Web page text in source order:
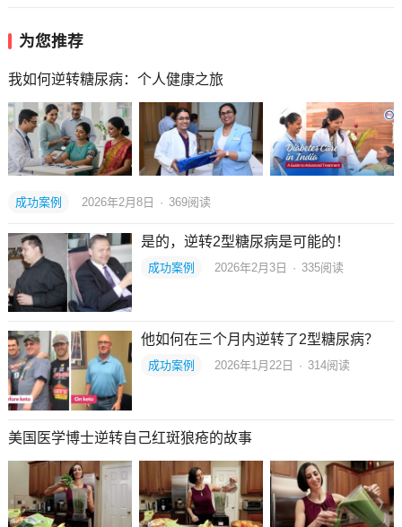
为您推荐
我如何逆转糖尿病：个人健康之旅
成功案例 2026年2月8日 · 369阅读
是的，逆转2型糖尿病是可能的！
成功案例 2026年2月3日 · 335阅读
他如何在三个月内逆转了2型糖尿病？
成功案例 2026年1月22日 · 314阅读
美国医学博士逆转自己红斑狼疮的故事